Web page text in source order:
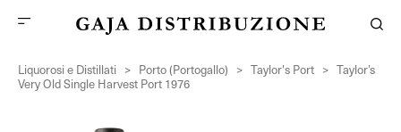
Liquorosi e Distillati > Porto (Portogallo) > Taylor's Port > Taylor’s
Very Old Single Harvest Port 1976